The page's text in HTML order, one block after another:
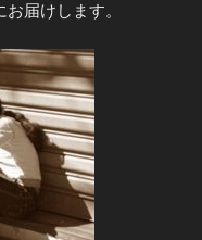
届けします。